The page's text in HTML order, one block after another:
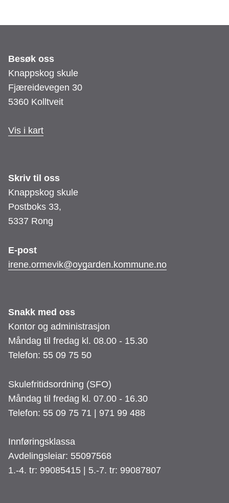
Besøk oss
Knappskog skule
Fjæreidevegen 30
5360 Kolltveit
Vis i kart
Skriv til oss
Knappskog skule
Postboks 33,
5337 Rong
E-post
irene.ormevik@oygarden.kommune.no
Snakk med oss
Kontor og administrasjon
Måndag til fredag kl. 08.00 - 15.30
Telefon: 55 09 75 50
Skulefritidsordning (SFO)
Måndag til fredag kl. 07.00 - 16.30
Telefon: 55 09 75 71 | 971 99 488
Innføringsklassa
Avdelingsleiar: 55097568
1.-4. tr: 99085415 | 5.-7. tr: 99087807